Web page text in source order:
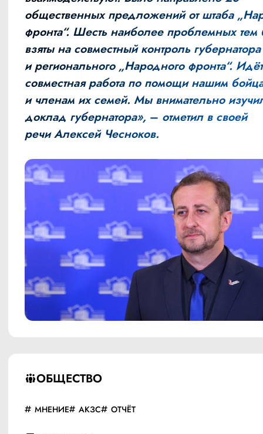
ОБЩЕСТВО
МНЕНИЕ АКЗС ОТЧЁТ
общественных предложений от штаба
фронта“. Шесть наиболее проблемных
взяты на совместный контроль губернатора
и регионального „Народного фронта“. Идёт
совместная работа по помощи нашим
и членам их семей. Мы внимательно
доклад губернатора», – отметил в своей
речи Алексей Чесноков.